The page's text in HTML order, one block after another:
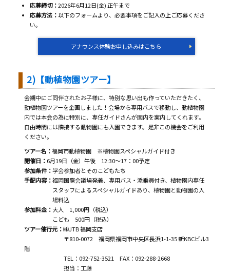
応募締切：2026年6月12日(金) 正午まで
応募方法：以下のフォームより、必要事項をご記入の上ご応募くださ
い。
アナウンス体験お申し込みはこちら
2)【動植物園ツアー】
会期中にご同伴されたお子様に、特別な思い出も作っていただきたく、
動植物園ツアーを企画しました！会場から専用バスで移動し、動植物園
内では本会の為に特別に、専任ガイドさんが園内を案内してくれます。
自由時間には隣接する動物園にも入園できます。是非この機会をご利用
ください。
ツアー名：福岡市動植物園 ※植物園スペシャルガイド付き
開催日： 6月19日（金）午後 12:30～17：00予定
参加条件：学会参加者とそのこどもたち
手配内容：福岡国際会議場発着、専用バス・添乗員付き、植物園内専任
スタッフによるスペシャルガイドあり、植物園と動物園の入
場料込
参加料金： 大人 1,000円（税込）
こども 500円（税込）
ツアー催行元：㈱JTB 福岡支店
〒810-0072 福岡県福岡市中央区長浜1-1-35 新KBCビル3
階
TEL：092-752-3521 FAX：092-288-2668
担当：工藤